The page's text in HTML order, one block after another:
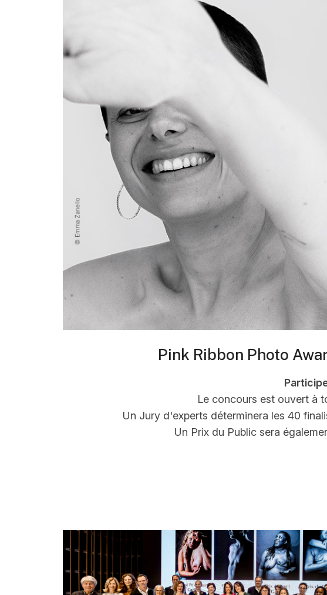
Pink Ribbon Photo
Le concours est ouvert à
Un Jury d'experts déterminera les 40
Un Prix du Public sera